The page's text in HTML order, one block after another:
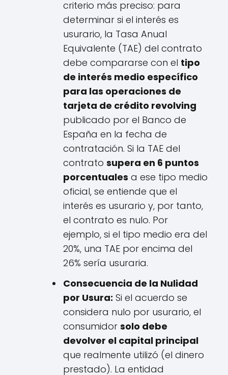
criterio más preciso: para
determinar si el interés es
usurario, la Tasa Anual
Equivalente (TAE) del contrato
debe compararse con el tipo
de interés medio específico
para las operaciones de
tarjeta de crédito revolving
publicado por el Banco de
España en la fecha de
contratación. Si la TAE del
contrato supera en 6 puntos
porcentuales a ese tipo medio
oficial, se entiende que el
interés es usurario y, por tanto,
el contrato es nulo. Por
ejemplo, si el tipo medio era del
20%, una TAE por encima del
26% sería usuraria.
Consecuencia de la Nulidad
por Usura: Si el acuerdo se
considera nulo por usurario, el
consumidor solo debe
devolver el capital principal
que realmente utilizó (el dinero
prestado). La entidad